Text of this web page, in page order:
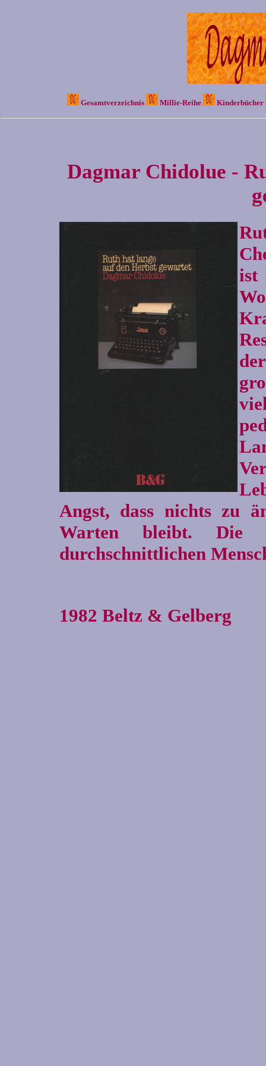
Gesamtverzeichnis Millie-Reihe Kinderbücher
Dagmar Chidolue -
ist
Angst, dass nichts zu
Warten bleibt. Die
durchschnittlichen
1982 Beltz & Gelberg